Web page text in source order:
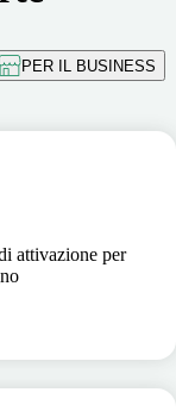
PER IL BUSINESS
attivazione per